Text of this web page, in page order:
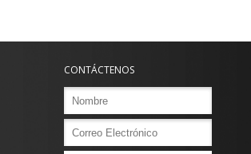
CONTÁCTENOS